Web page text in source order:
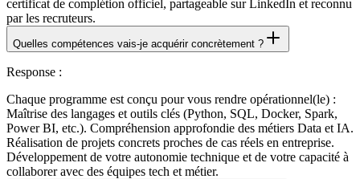
certificat de complétion officiel, partageable sur LinkedIn et reconnu
par les recruteurs.
Quelles compétences vais-je acquérir concrètement ?
Response :
Chaque programme est conçu pour vous rendre opérationnel(le) :
Maîtrise des langages et outils clés (Python, SQL, Docker, Spark,
Power BI, etc.). Compréhension approfondie des métiers Data et IA.
Réalisation de projets concrets proches de cas réels en entreprise.
Développement de votre autonomie technique et de votre capacité à
collaborer avec des équipes tech et métier.